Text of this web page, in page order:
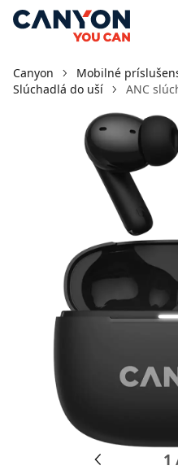
Canyon Mobilné
Slúchadlá do uší
ANC
1